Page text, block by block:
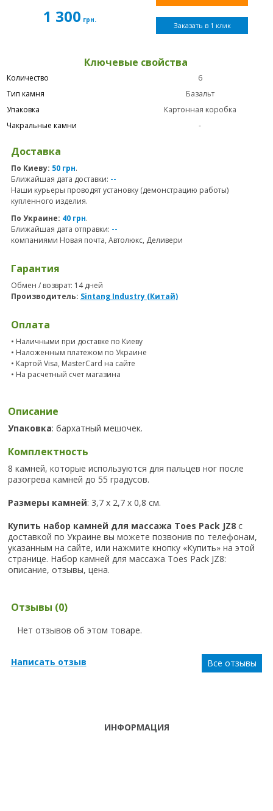
1 300 грн.
Заказать в 1 клик
Ключевые свойства
Количество
6
Тип камня
Базальт
Упаковка
Картонная коробка
Чакральные камни
-
Доставка
По Киеву: 50 грн.
Ближайшая дата доставки: --
Наши курьеры проводят установку (демонстрацию работы)
купленного изделия.
По Украине: 40 грн.
Ближайшая дата отправки: --
компаниями Новая почта, Автолюкс, Деливери
Гарантия
Обмен / возврат: 14 дней
Производитель: Sintang Industry (Китай)
Оплата
• Наличными при доставке по Киеву
• Наложенным платежом по Украине
• Картой Visa, MasterCard на сайте
• На расчетный счет магазина
Описание
Упаковка: бархатный мешочек.
Комплектность
8 камней, которые используются для пальцев ног после
разогрева камней до 55 градусов.
Размеры камней: 3,7 х 2,7 х 0,8 см.
Купить набор камней для массажа Toes Pack JZ8 с
доставкой по Украине вы можете позвонив по телефонам,
указанным на сайте, или нажмите кнопку «Купить» на этой
странице. Набор камней для массажа Toes Pack JZ8:
описание, отзывы, цена.
Отзывы (0)
Нет отзывов об этом товаре.
Написать отзыв Все отзывы
ИНФОРМАЦИЯ